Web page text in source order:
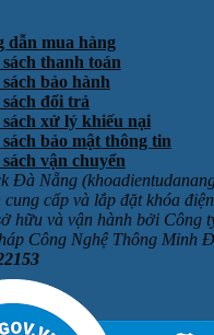
dẫn mua hàng
thanh toán
bảo hành
đổi trả
xử lý khiếu nại
bảo mật thông tin
vận chuyển
Đà Nẵng
cung cấp và lắp đặt khóa
hữu và vận hành bởi Công
Công Nghệ Thông Minh